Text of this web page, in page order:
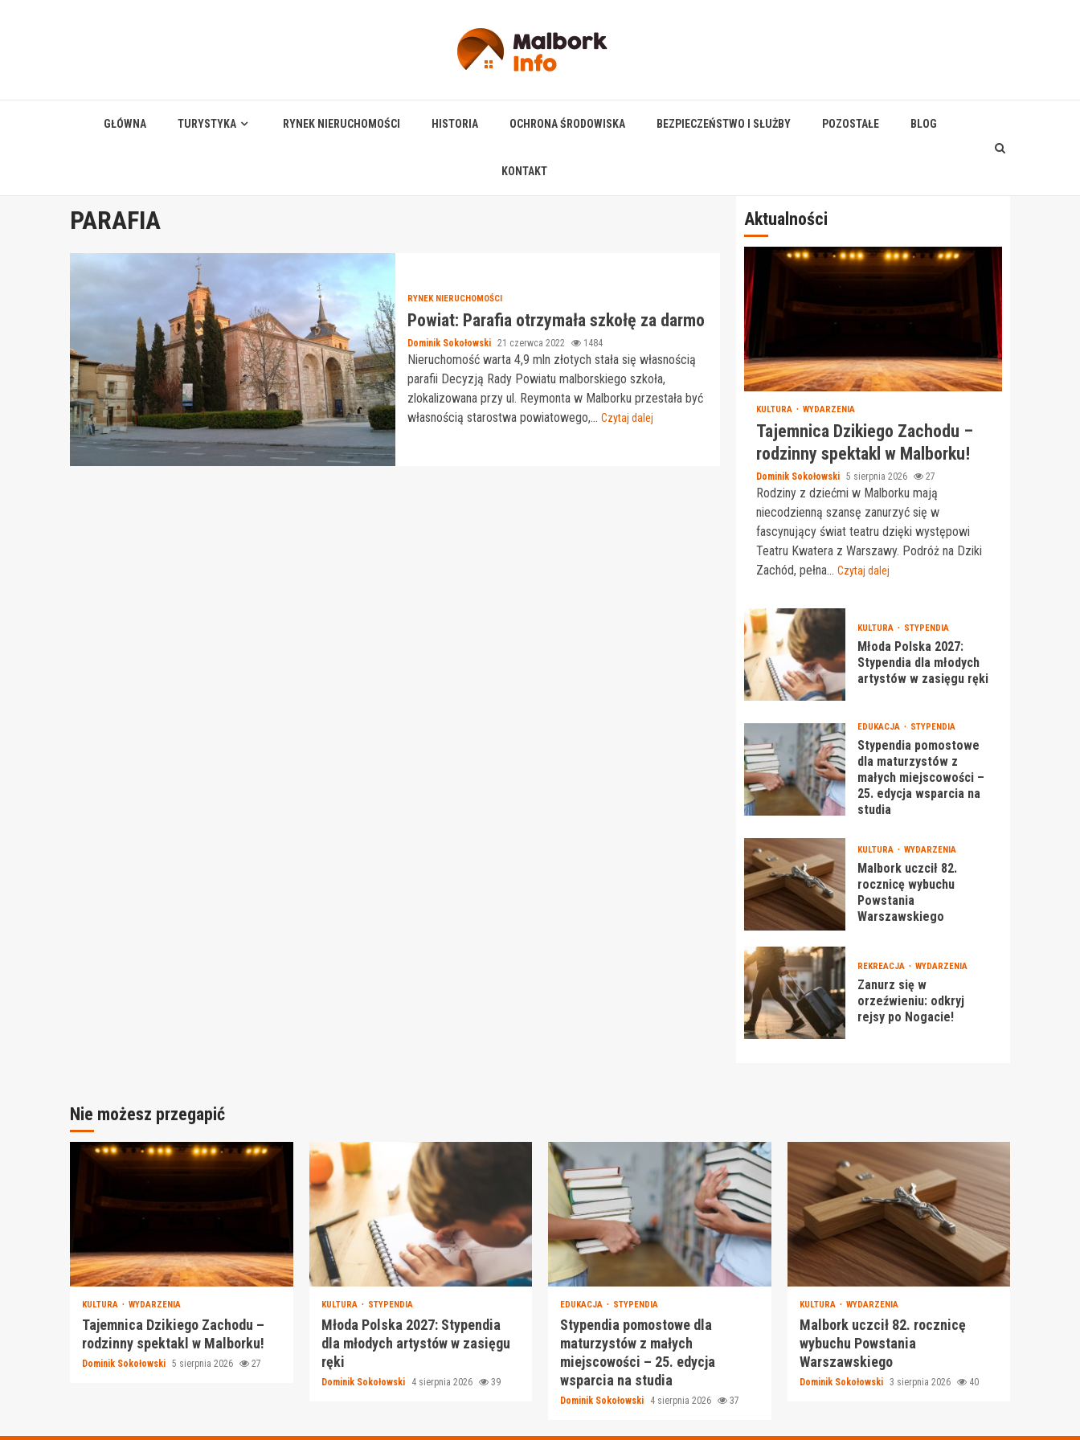
GŁÓWNA TURYSTYKA RYNEK NIERUCHOMOŚCI HISTORIA OCHRONA ŚRODOWISKA BEZPIECZEŃSTWO I SŁUŻBY POZOSTAŁE BLOG
KONTAKT
PARAFIA
RYNEK NIERUCHOMOŚCI
Powiat: Parafia otrzymała szkołę za darmo
Dominik Sokołowski 21 czerwca 2022 1484
Nieruchomość warta 4,9 mln złotych stała się własnością
parafii Decyzją Rady Powiatu malborskiego szkoła,
zlokalizowana przy ul. Reymonta w Malborku przestała być
własnością starostwa powiatowego,... Czytaj dalej
Aktualności
KULTURA WYDARZENIA
Tajemnica Dzikiego Zachodu –
rodzinny spektakl w Malborku!
Dominik Sokołowski 5 sierpnia 2026 27
Rodziny z dziećmi w Malborku mają
niecodzienną szansę zanurzyć się w
fascynujący świat teatru dzięki występowi
Teatru Kwatera z Warszawy. Podróż na Dziki
Zachód, pełna... Czytaj dalej
KULTURA STYPENDIA
Młoda Polska 2027:
Stypendia dla młodych
artystów w zasięgu ręki
EDUKACJA STYPENDIA
Stypendia pomostowe
dla maturzystów z
małych miejscowości –
25. edycja wsparcia na
studia
KULTURA WYDARZENIA
Malbork uczcił 82.
rocznicę wybuchu
Powstania
Warszawskiego
REKREACJA WYDARZENIA
Zanurz się w
orzeźwieniu: odkryj
rejsy po Nogacie!
Nie możesz przegapić
KULTURA WYDARZENIA
Tajemnica Dzikiego Zachodu –
rodzinny spektakl w Malborku!
Dominik Sokołowski 5 sierpnia 2026 27
KULTURA STYPENDIA
Młoda Polska 2027: Stypendia
dla młodych artystów w zasięgu
ręki
Dominik Sokołowski 4 sierpnia 2026 39
EDUKACJA STYPENDIA
Stypendia pomostowe dla
maturzystów z małych
miejscowości – 25. edycja
wsparcia na studia
Dominik Sokołowski 4 sierpnia 2026 37
KULTURA WYDARZENIA
Malbork uczcił 82. rocznicę
wybuchu Powstania
Warszawskiego
Dominik Sokołowski 3 sierpnia 2026 40